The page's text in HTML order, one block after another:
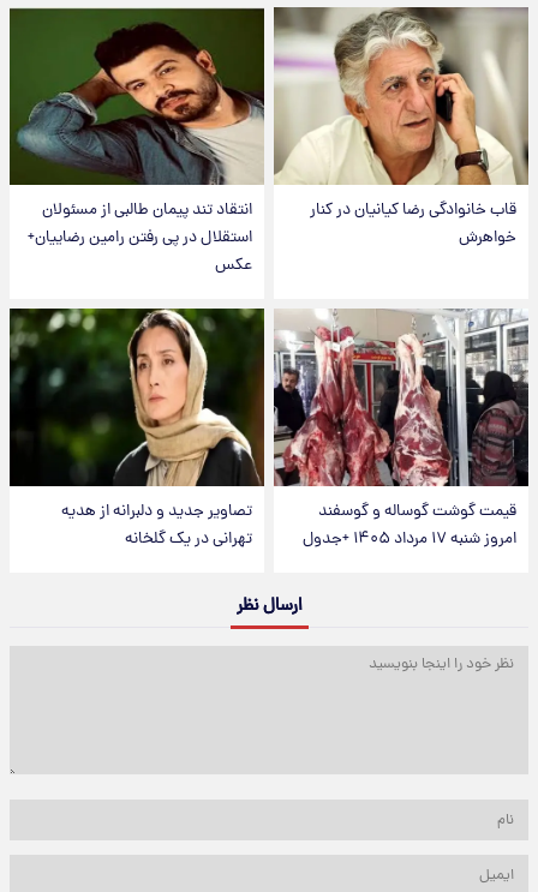
قاب خانوادگی رضا کیانیان در کنار
خواهرش
انتقاد تند پیمان طالبی از مسئولان
استقلال در پی رفتن رامین رضاییان+
عکس
قیمت گوشت گوساله و گوسفند
امروز شنبه ۱۷ مرداد ۱۴۰۵ +جدول
تصاویر جدید و دلبرانه از هدیه
تهرانی در یک گلخانه
ارسال نظر